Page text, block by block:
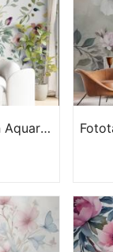
Fototapete Wildblumen In Aquarell